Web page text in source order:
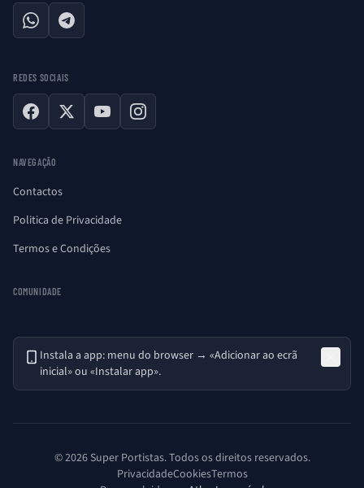
WhatsAppTelegram
REDES SOCIAIS
Facebook
X YouTubeInstagram
NAVEGAÇÃO
Contactos
Politica de Privacidade
Termos e Condições
COMUNIDADE
Instala a app: menu do browser → «Adicionar ao ecrã
inicial» ou «Instalar app».
© 2026 Super Portistas. Todos os direitos reservados.
PrivacidadeCookiesTermos